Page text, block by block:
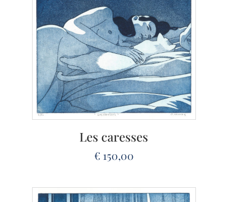
Les caresses
€ 150,00